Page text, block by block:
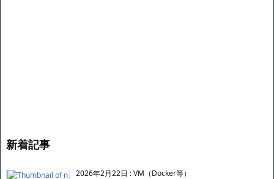
新着記事
2026年2月22日 :VM（Docker等）